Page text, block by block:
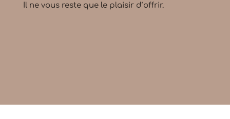
Il ne vous reste que le plaisir d’offrir.